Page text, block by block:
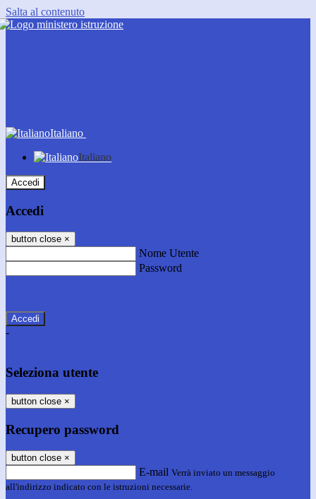
Salta al contenuto
Italiano
Italiano
Accedi
Accedi
button close ×
Nome Utente
Password
-
Seleziona utente
button close ×
Recupero password
button close ×
E-mail Verrà inviato un messaggio
all'indirizzo indicato con le istruzioni necessarie.